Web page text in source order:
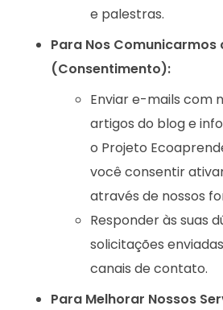
e palestras.
Para Nos Comunicarmos
(Consentimento):
Enviar e-mails com
artigos do blog e
o Projeto
você consentir
através de nossos
Responder às suas
solicitações
canais de contato.
Para Melhorar Nossos